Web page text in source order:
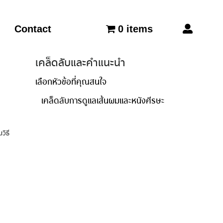
Contact 0 items
วิธี
เคล็ดลับและคำแนะนำ
เลือกหัวข้อที่คุณสนใจ
เคล็ดลับการดูแลเส้นผมและหนังศีรษะ